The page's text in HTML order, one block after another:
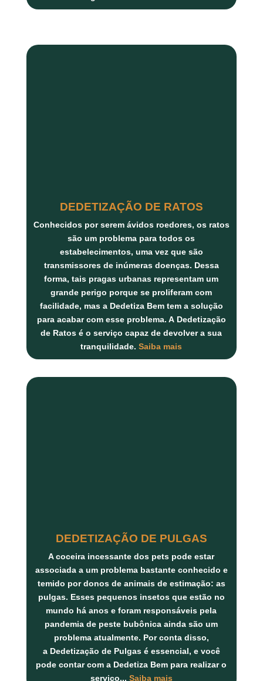
DEDETIZAÇÃO DE RATOS
Conhecidos por serem ávidos roedores, os ratos
são um problema para todos os
estabelecimentos, uma vez que são
transmissores de inúmeras doenças. Dessa
forma, tais pragas urbanas representam um
grande perigo porque se proliferam com
facilidade, mas a Dedetiza Bem tem a solução
para acabar com esse problema. A Dedetização
de Ratos é o serviço capaz de devolver a sua
tranquilidade.Saiba mais
DEDETIZAÇÃO DE PULGAS
A coceira incessante dos pets pode estar
associada a um problema bastante conhecido e
temido por donos de animais de estimação: as
pulgas. Esses pequenos insetos que estão no
mundo há anos e foram responsáveis pela
pandemia de peste bubônica ainda são um
problema atualmente. Por conta disso,
a Dedetização de Pulgas é essencial, e você
pode contar com a Dedetiza Bem para realizar o
serviço... Saiba mais